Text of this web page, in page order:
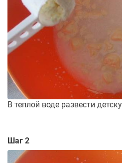
В теплой воде развести
Шаг 2